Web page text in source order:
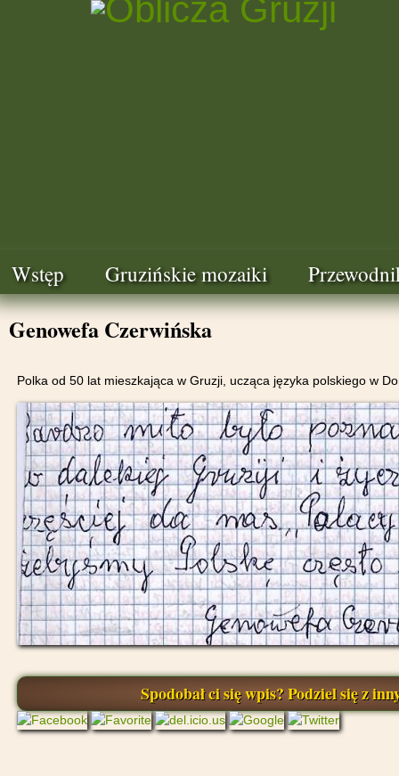
Wstęp Gruzińskie mozaiki
Genowefa Czerwińska
Polka od 50 lat mieszkająca w Gruzji, ucząca języka polskiego w
Spodobał ci się wpis? Podziel się z